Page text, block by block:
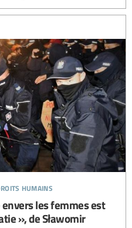
humains
les femmes est
», de Sławomir